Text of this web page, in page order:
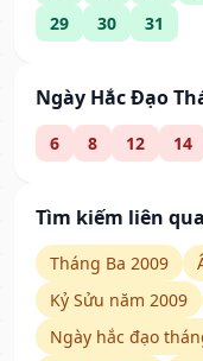
29
30 31
Ngày Hắc Đạo
6 8 12 14
Tìm kiếm liên
Tháng Ba 2009
Kỷ Sửu năm 2009
Ngày hắc đạo